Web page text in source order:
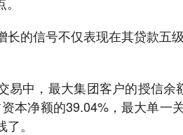
长的信号不仅表现在其贷款五
易中，最大集团客户的授信
本净额的39.04%，最大单一
。